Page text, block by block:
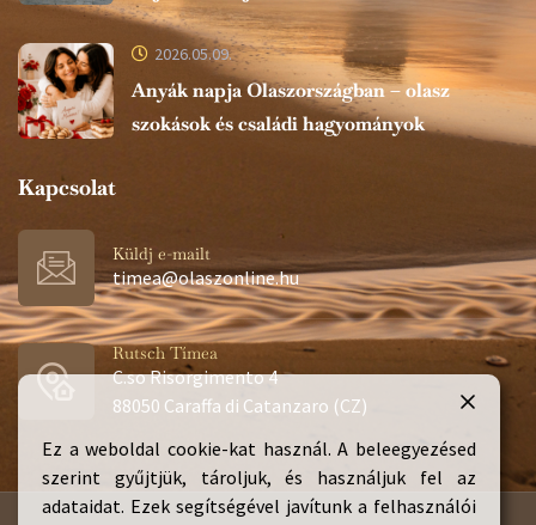
2026.05.09.
Anyák napja Olaszországban – olasz
szokások és családi hagyományok
Kapcsolat
Küldj e-mailt
timea@olaszonline.hu
Rutsch Tímea
C.so Risorgimento 4
88050 Caraffa di Catanzaro (CZ)
Ez a weboldal cookie-kat használ. A beleegyezésed
szerint gyűjtjük, tároljuk, és használjuk fel az
adataidat. Ezek segítségével javítunk a felhasználói